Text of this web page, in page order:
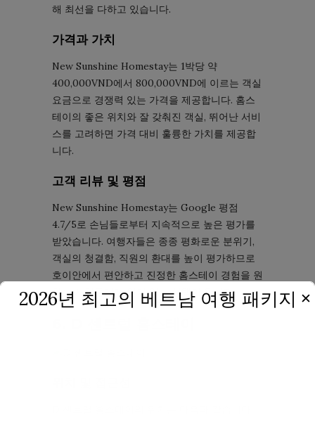
해 최선을 다하고 있습니다.
가격과 가치
New Sunshine Homestay는 1박당 약
400,000VND에서 800,000VND에 이르는 객실
요금으로 경쟁력 있는 가격을 제공합니다. 홈스
테이의 좋은 위치와 잘 갖춰진 객실, 뛰어난 서비
스를 고려하면 가격 대비 훌륭한 가치를 제공합
니다.
고객 리뷰 및 평점
New Sunshine Homestay는 Google 평점
4.7/5로 손님들로부터 지속적으로 높은 평가를
받았습니다. 여행자들은 종종 평화로운 분위기,
객실의 청결함, 직원의 환대를 높이 평가하므로
호이안에서 편안하고 진정한 홈스테이 경험을 원
하는 사람들에게 인기 있는 선택이 됩니다.
2026년 최고의 베트남 여행 패키지 ✕